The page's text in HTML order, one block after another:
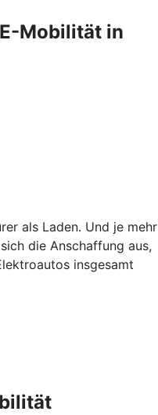
Mobilität in
als Laden. Und je mehr
die Anschaffung aus,
insgesamt